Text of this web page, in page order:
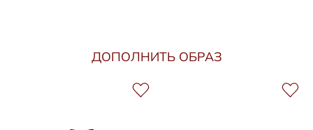
ДОПОЛНИТЬ ОБРАЗ